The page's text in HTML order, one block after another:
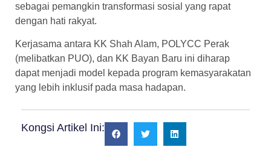
sebagai pemangkin transformasi sosial yang rapat
dengan hati rakyat.
Kerjasama antara KK Shah Alam, POLYCC Perak
(melibatkan PUO), dan KK Bayan Baru ini diharap
dapat menjadi model kepada program kemasyarakatan
yang lebih inklusif pada masa hadapan.
Kongsi Artikel Ini: